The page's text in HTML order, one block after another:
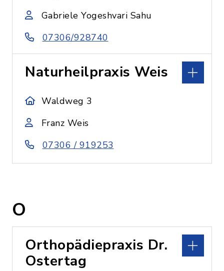
Gabriele Yogeshvari Sahu
07306/928740
Naturheilpraxis Weis
Waldweg 3
Franz Weis
07306 / 919253
O
Orthopädiepraxis Dr.
Ostertag